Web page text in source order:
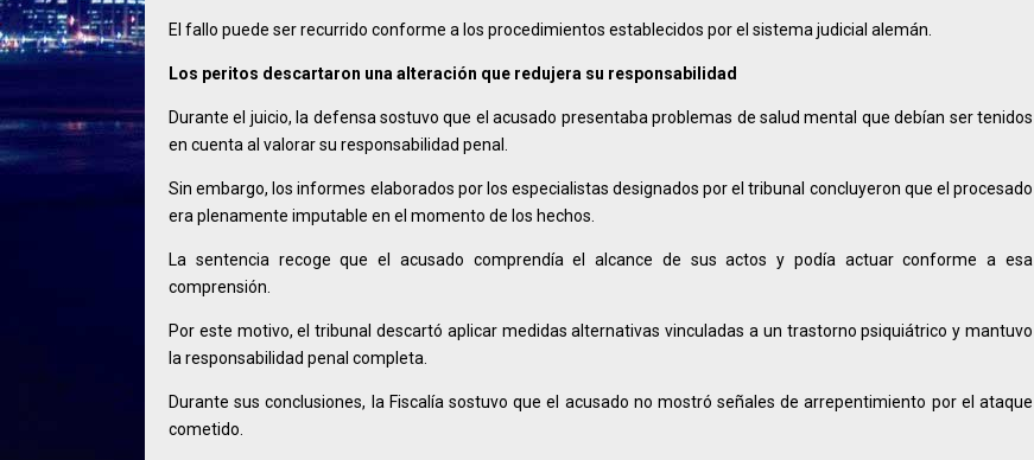
El fallo puede ser recurrido conforme a los procedimientos establecidos por el sistema judicial alemán.
Los peritos descartaron una alteración que redujera su responsabilidad
Durante el juicio, la defensa sostuvo que el acusado presentaba problemas de salud mental que debían ser tenidos
en cuenta al valorar su responsabilidad penal.
Sin embargo, los informes elaborados por los especialistas designados por el tribunal concluyeron que el procesado
era plenamente imputable en el momento de los hechos.
La sentencia recoge que el acusado comprendía el alcance de sus actos y podía actuar conforme a esa
comprensión.
Por este motivo, el tribunal descartó aplicar medidas alternativas vinculadas a un trastorno psiquiátrico y mantuvo
la responsabilidad penal completa.
Durante sus conclusiones, la Fiscalía sostuvo que el acusado no mostró señales de arrepentimiento por el ataque
cometido.